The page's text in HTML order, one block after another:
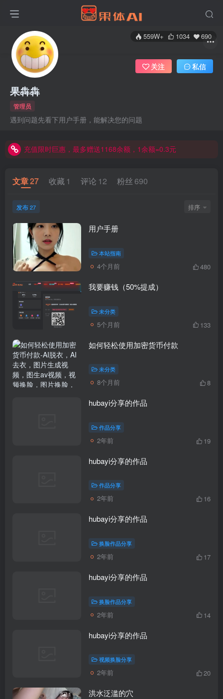
559W+ 1034 690
果犇犇
管理员
遇到问题先看下用户手册，能解决您的问题
关注 私信
充值限时巨惠，最多赠送1168余额，1余额=0.3元
充值限时巨惠，最多赠送1168余额，1余额=0.3元
文章27 收藏 1 评论 12 粉丝 690
发布 27 排序
用户手册
本站指南
4个月前 480
我要赚钱（50%提成）
未分类
5个月前 133
如何轻松使用加密货币付款
未分类
8个月前 8
hubayi分享的作品
作品分享
2年前 19
hubayi分享的作品
作品分享
2年前 16
hubayi分享的作品
换脸作品分享
2年前 17
hubayi分享的作品
换脸作品分享
2年前 14
hubayi分享的作品
视频换脸分享
2年前 20
1 洪水泛滥的穴